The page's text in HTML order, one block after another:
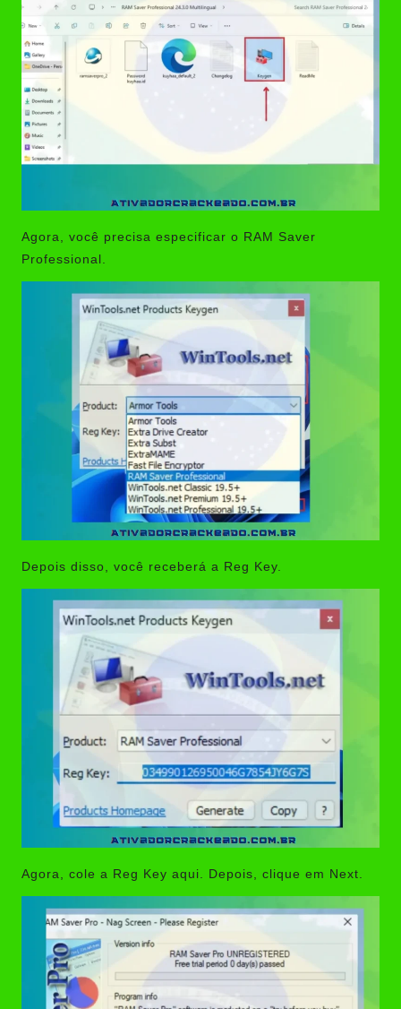
Agora, você precisa especificar o RAM Saver
Professional.
Depois disso, você receberá a Reg Key.
Agora, cole a Reg Key aqui. Depois, clique em Next.